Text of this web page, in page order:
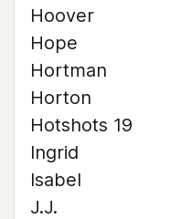
Hoover
Hope
Hortman
Horton
Hotshots 19
Ingrid
Isabel
J.J.